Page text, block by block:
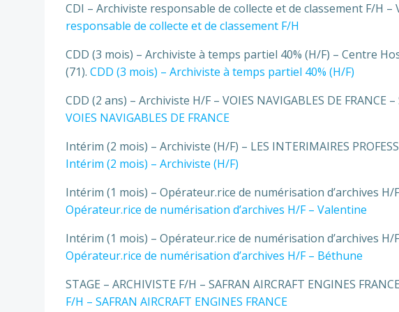
CDI – Archiviste responsable de collecte et de classement F/H –
responsable de collecte et de classement F/H
CDD (3 mois) – Archiviste à temps partiel 40% (H/F) – Centre
(71). CDD (3 mois) – Archiviste à temps partiel 40% (H/F)
CDD (2 ans) – Archiviste H/F – VOIES NAVIGABLES DE FRANCE
VOIES NAVIGABLES DE FRANCE
Intérim (2 mois) – Archiviste (H/F) – LES INTERIMAIRES
Intérim (2 mois) – Archiviste (H/F)
Intérim (1 mois) – Opérateur.rice de numérisation d’archives H/
Opérateur.rice de numérisation d’archives H/F – Valentine
Intérim (1 mois) – Opérateur.rice de numérisation d’archives H/
Opérateur.rice de numérisation d’archives H/F – Béthune
STAGE – ARCHIVISTE F/H – SAFRAN AIRCRAFT ENGINES
F/H – SAFRAN AIRCRAFT ENGINES FRANCE